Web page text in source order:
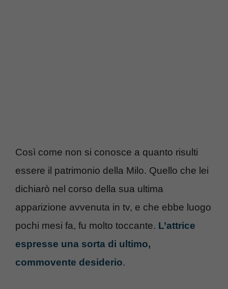
Così come non si conosce a quanto risulti
essere il patrimonio della Milo. Quello che lei
dichiarò nel corso della sua ultima
apparizione avvenuta in tv, e che ebbe luogo
pochi mesi fa, fu molto toccante. L’attrice
espresse una sorta di ultimo,
commovente desiderio.